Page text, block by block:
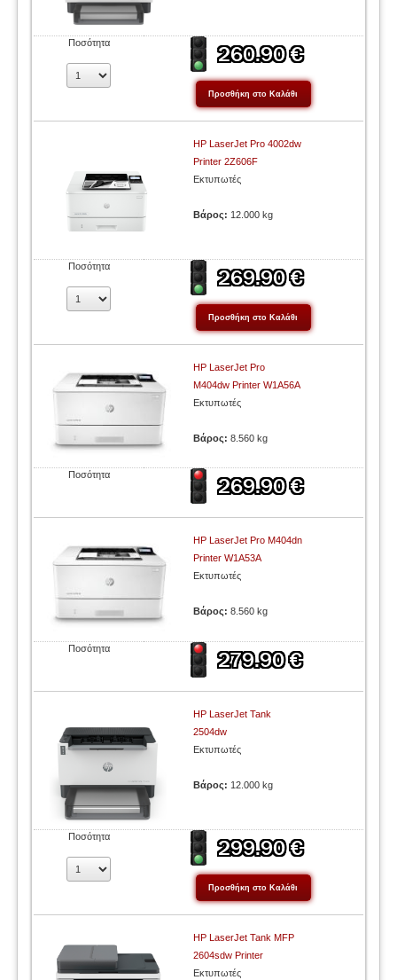
Ποσότητα
HP LaserJet Pro 4002dw
Printer 2Z606F
Εκτυπωτές
Βάρος: 12.000 kg
Ποσότητα
HP LaserJet Pro
M404dw Printer W1A56A
Εκτυπωτές
Βάρος:8.560 kg
Ποσότητα
HP LaserJet Pro M404dn
Printer W1A53A
Εκτυπωτές
Βάρος:8.560 kg
Ποσότητα
HP LaserJet Tank
2504dw
Εκτυπωτές
Βάρος: 12.000 kg
Ποσότητα
HP LaserJet Tank MFP
2604sdw Printer
Εκτυπωτές